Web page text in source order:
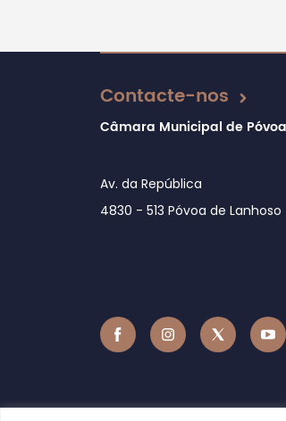
Atualizado em 27/02/2026
Contacte-nos
Câmara Municipal de
Av. da República
4830 - 513 Póvoa de Lanhoso